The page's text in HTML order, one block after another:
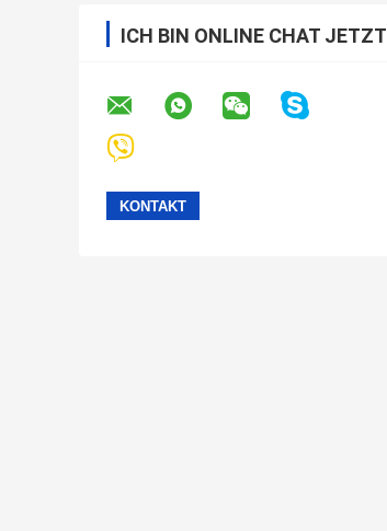
ICH BIN ONLINE CHAT JETZT